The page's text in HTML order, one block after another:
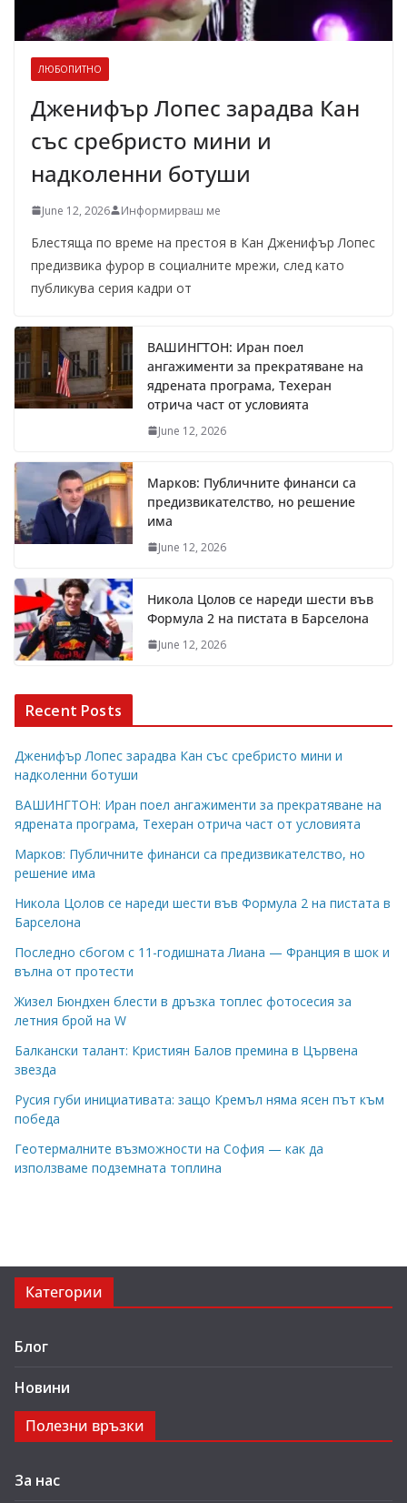
ЛЮБОПИТНО
Дженифър Лопес зарадва Кан
със сребристо мини и
надколенни ботуши
June 12, 2026 Информирваш ме
Блестяща по време на престоя в Кан Дженифър Лопес
предизвика фурор в социалните мрежи, след като
публикува серия кадри от
ВАШИНГТОН: Иран поел
ангажименти за прекратяване на
ядрената програма, Техеран
отрича част от условията
June 12, 2026
Марков: Публичните финанси са
предизвикателство, но решение
има
June 12, 2026
Никола Цолов се нареди шести във
Формула 2 на пистата в Барселона
June 12, 2026
Recent Posts
Дженифър Лопес зарадва Кан със сребристо мини и
надколенни ботуши
ВАШИНГТОН: Иран поел ангажименти за прекратяване на
ядрената програма, Техеран отрича част от условията
Марков: Публичните финанси са предизвикателство, но
решение има
Никола Цолов се нареди шести във Формула 2 на пистата в
Барселона
Последно сбогом с 11-годишната Лиана — Франция в шок и
вълна от протести
Жизел Бюндхен блести в дръзка топлес фотосесия за
летния брой на W
Балкански талант: Кристиян Балов премина в Цървена
звезда
Русия губи инициативата: защо Кремъл няма ясен път към
победа
Геотермалните възможности на София — как да
използваме подземната топлина
Категории
Блог
Новини
Полезни връзки
За нас